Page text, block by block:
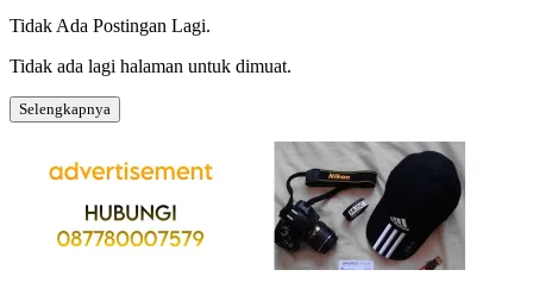
Tidak Ada Postingan Lagi.
Tidak ada lagi halaman untuk dimuat.
Selengkapnya